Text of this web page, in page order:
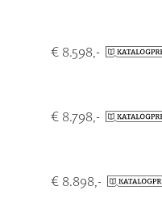
€ 8.598,-
€ 8.798,-
€ 8.898,-